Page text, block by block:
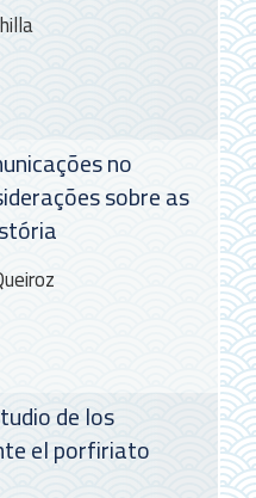
no
sobre as
de los
el porfiriato